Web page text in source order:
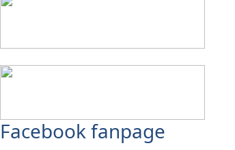
Facebook fanpage